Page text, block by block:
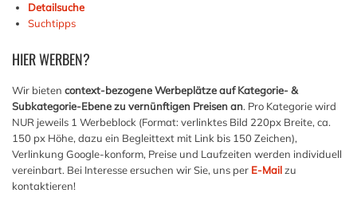
Detailsuche
Suchtipps
HIERWERBEN?
Wir bieten context-bezogene Werbeplätze auf Kategorie- &
Subkategorie-Ebene zu vernünftigen Preisen an. Pro Kategorie wird
NUR jeweils 1 Werbeblock (Format: verlinktes Bild 220px Breite, ca.
150 px Höhe, dazu ein Begleittext mit Link bis 150 Zeichen),
Verlinkung Google-konform, Preise und Laufzeiten werden individuell
vereinbart. Bei Interesse ersuchen wir Sie, uns per E-Mailzu
kontaktieren!